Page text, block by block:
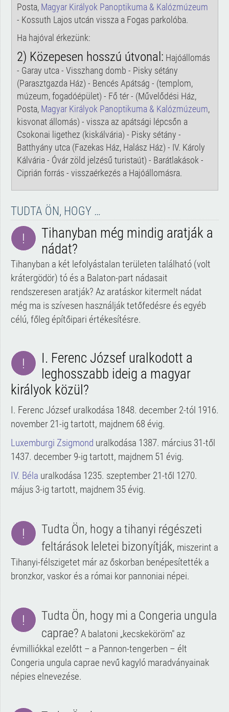
Posta, Magyar Királyok Panoptikuma & Kalózmúzeum
- Kossuth Lajos utcán vissza a Fogas parkolóba.
Ha hajóval érkezünk:
2) Közepesen hosszú útvonal: Hajóállomás
- Garay utca - Visszhang domb - Pisky sétány
(Parasztgazda Ház) - Bencés Apátság - (templom,
múzeum, fogadóépület) - Fő tér - (Művelődési Ház,
Posta, Magyar Királyok Panoptikuma & Kalózmúzeum,
kisvonat állomás) - vissza az apátsági lépcsőn a
Csokonai ligethez (kiskálvária) - Pisky sétány -
Batthyány utca (Fazekas Ház, Halász Ház) - IV. Károly
Kálvária - Óvár zöld jelzésű turistaút) - Barátlakások -
Ciprián forrás - visszaérkezés a Hajóállomásra.
TUDTA ÖN, HOGY …
!
Tihanyban még mindig aratják a
nádat?
Tihanyban a két lefolyástalan területen található (volt
krátergödör) tó és a Balaton-part nádasait
rendszeresen aratják? Az aratáskor kitermelt nádat
még ma is szívesen használják tetőfedésre és egyéb
célú, főleg építőipari értékesítésre.
!
I. Ferenc József uralkodott a
leghosszabb ideig a magyar
királyok közül?
I. Ferenc József uralkodása 1848. december 2-tól 1916.
november 21-ig tartott, majdnem 68 évig.
Luxemburgi Zsigmond uralkodása 1387. március 31-től
1437. december 9-ig tartott, majdnem 51 évig.
IV. Béla uralkodása 1235. szeptember 21-től 1270.
május 3-ig tartott, majdnem 35 évig.
!
Tudta Ön, hogy a tihanyi régészeti
feltárások leletei bizonyítják, miszerint a
Tihanyi-félszigetet már az őskorban benépesítették a
bronzkor, vaskor és a római kor pannoniai népei.
!
Tudta Ön, hogy mi a Congeria ungula
caprae? A balatoni „kecskeköröm" az
évmilliókkal ezelőtt – a Pannon-tengerben – élt
Congeria ungula caprae nevű kagyló maradványainak
népies elnevezése.